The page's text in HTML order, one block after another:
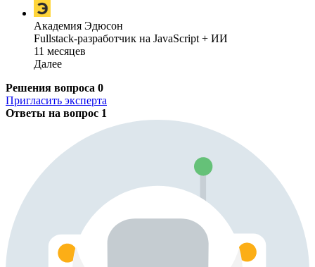
Академия Эдюсон
Fullstack-разработчик на JavaScript + ИИ
11 месяцев
Далее
Решения вопроса 0
Пригласить эксперта
Ответы на вопрос 1